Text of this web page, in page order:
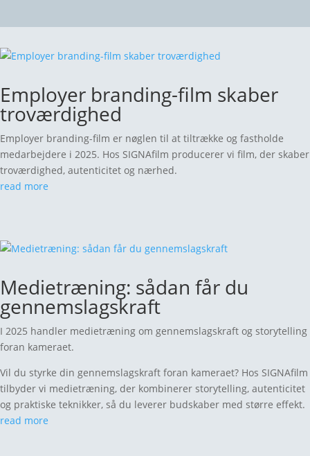
Employer branding-film skaber
troværdighed
Employer branding-film er nøglen til at tiltrække og fastholde
medarbejdere i 2025. Hos SIGNAfilm producerer vi film, der skaber
troværdighed, autenticitet og nærhed.
read more
Medietræning: sådan får du
gennemslagskraft
I 2025 handler medietræning om gennemslagskraft og storytelling
foran kameraet.
Vil du styrke din gennemslagskraft foran kameraet? Hos SIGNAfilm
tilbyder vi medietræning, der kombinerer storytelling, autenticitet
og praktiske teknikker, så du leverer budskaber med større effekt.
read more